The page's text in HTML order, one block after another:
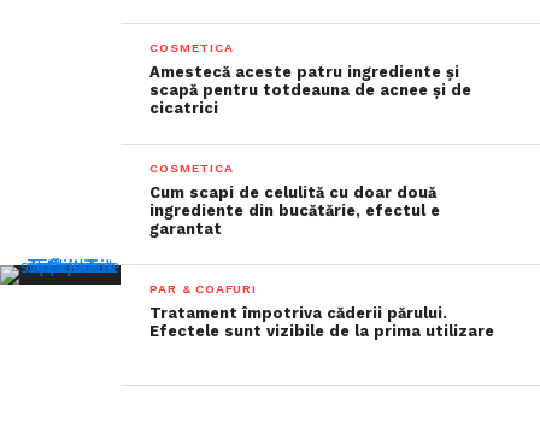
COSMETICA
Amestecă aceste patru ingrediente și
scapă pentru totdeauna de acnee și de
cicatrici
COSMETICA
Cum scapi de celulită cu doar două
ingrediente din bucătărie, efectul e
garantat
PAR & COAFURI
Tratament împotriva căderii părului.
Efectele sunt vizibile de la prima utilizare